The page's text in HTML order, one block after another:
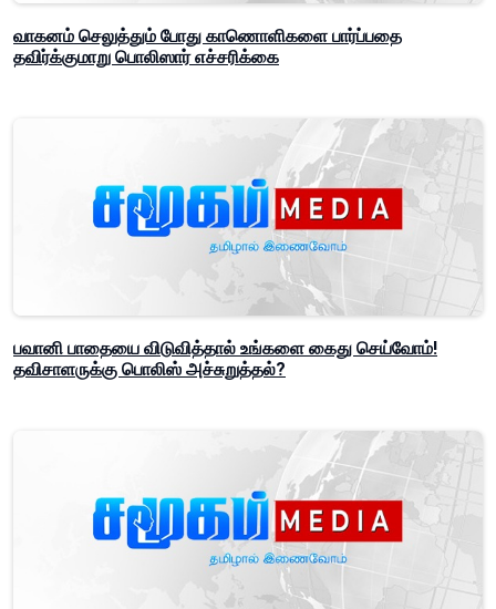
வாகனம் செலுத்தும் போது காணொளிகளை பார்ப்பதை
தவிர்க்குமாறு பொலிஸார் எச்சரிக்கை
பவானி பாதையை விடுவித்தால் உங்களை கைது செய்வோம்!
தவிசாளருக்கு பொலிஸ் அச்சுறுத்தல்?